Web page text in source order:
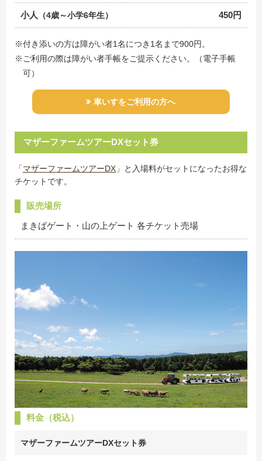
小人 （4歳～小学6年生） 450円
※付き添いの方は障がい者1名につき1名まで900円。
※ご利用の際は障がい者手帳をご提示ください。（電子手帳
可）
車いすをご利用の方へ
マザーファームツアーDXセット券
「マザーファームツアーDX 」と入場料がセットになったお得な
チケットです。
販売場所
まきばゲート・山の上ゲート 各チケット売場
料金（税込）
マザーファームツアーDXセット券